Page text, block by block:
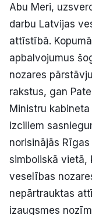
Abu Meri,
darbu Latvijas
attīstībā.
apbalvojumus
nozares
rakstus, gan
Ministru
izciliem
norisinājās
simboliskā vietā,
veselības
nepārtrauktas
izaugsmes